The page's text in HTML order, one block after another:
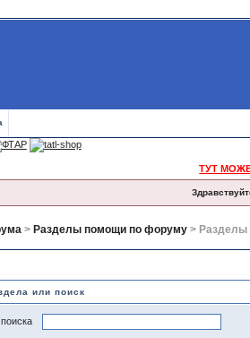
ТУТ
> Разделы помощи по форуму> Разделы
или поиск